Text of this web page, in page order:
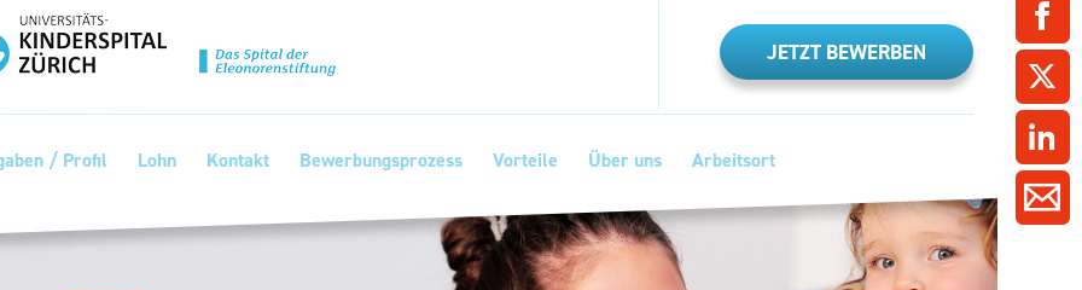
Ferienjob
Finanzen, Controlling, Treuhand,
Anlagenbau, Produktion
Berufe, Kundendienst,
Körperpflege, Wellness
Elektronik, Optik Medizin, Gesundheitswesen,